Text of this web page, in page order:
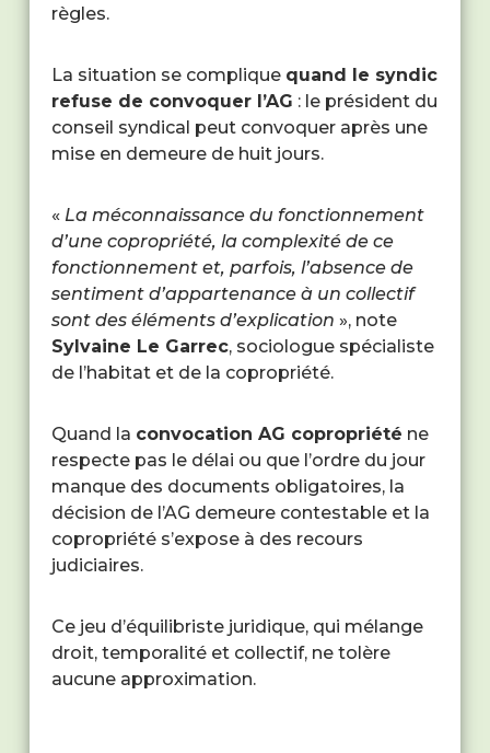
règles.
La situation se complique quand le syndic
refuse de convoquer l’AG : le président du
conseil syndical peut convoquer après une
mise en demeure de huit jours.
« La méconnaissance du fonctionnement
d’une copropriété, la complexité de ce
fonctionnement et, parfois, l’absence de
sentiment d’appartenance à un collectif
sont des éléments d’explication », note
Sylvaine Le Garrec, sociologue spécialiste
de l’habitat et de la copropriété.
Quand la convocation AG copropriété ne
respecte pas le délai ou que l’ordre du jour
manque des documents obligatoires, la
décision de l’AG demeure contestable et la
copropriété s’expose à des recours
judiciaires.
Ce jeu d’équilibriste juridique, qui mélange
droit, temporalité et collectif, ne tolère
aucune approximation.